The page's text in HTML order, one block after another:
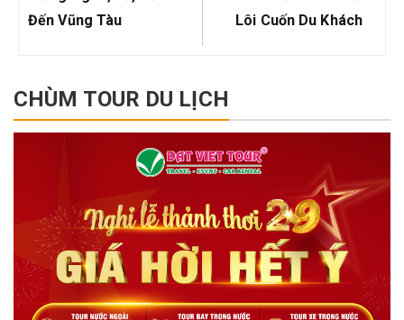
Đến Vũng Tàu
Lôi Cuốn Du Khách
CHÙM TOUR DU LỊCH